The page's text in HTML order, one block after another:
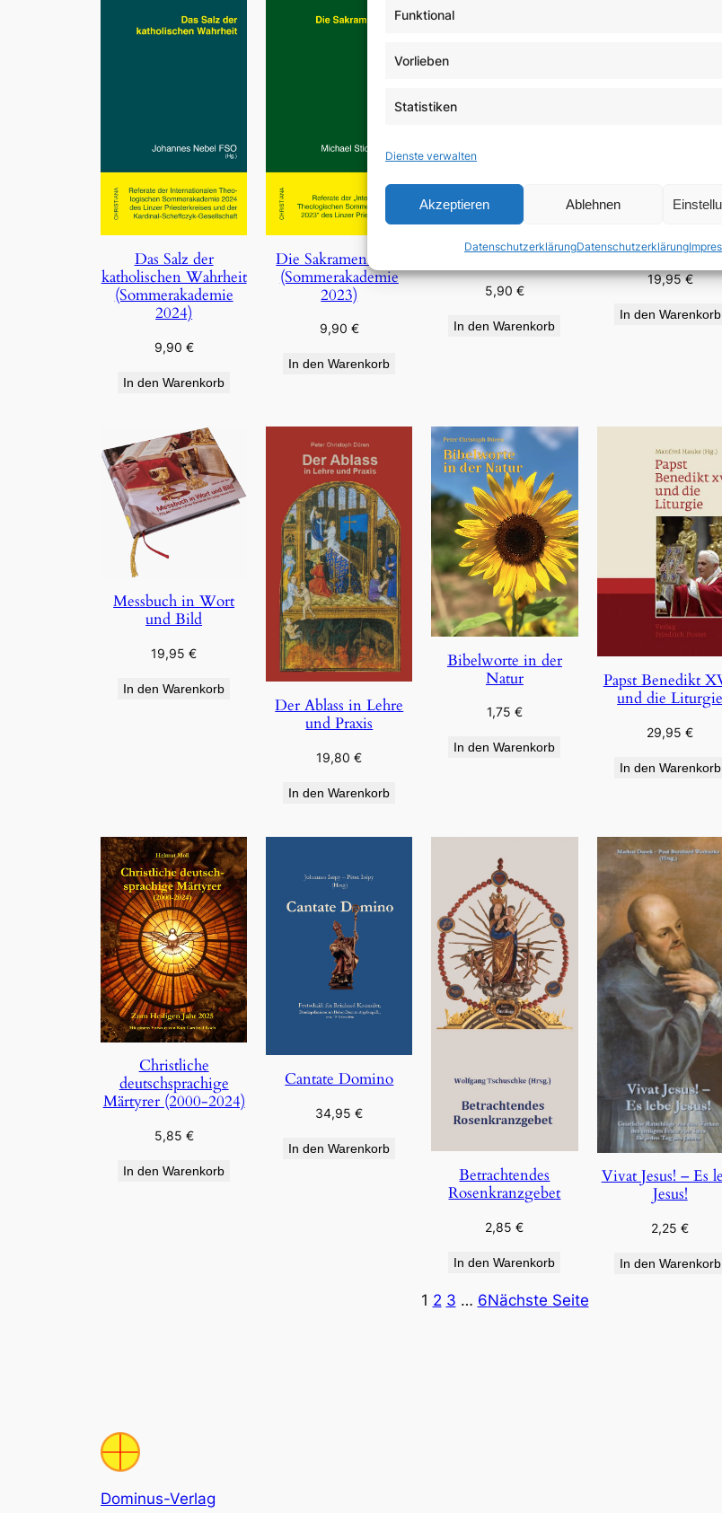
Funktional
Vorlieben
Statistiken
Dienste verwalten
Akzeptieren Ablehnen
DatenschutzerklärungDatenschutzerklärung
Das Salz der
katholischen Wahrheit
(Sommerakademie
2024)
9,90 €
In den Warenkorb
Die Sakramentalien
(Sommerakademie
2023)
9,90 €
In den Warenkorb
Das Evangelium
anders verkünden
5,90 €
In den Warenkorb
Himmel und
19,95€
In den Warenkorb
Messbuch in Wort
und Bild
19,95€
In den Warenkorb
Der Ablass in Lehre
und Praxis
19,80€
In den Warenkorb
Bibelworte in der
Natur
1,75 €
In den Warenkorb
Papst Benedikt
und die Liturgie
29,95€
In den Warenkorb
Christliche
deutschsprachige
Märtyrer (2000-2024)
5,85 €
In den Warenkorb
Cantate Domino
34,95€
In den Warenkorb
Betrachtendes
Rosenkranzgebet
2,85€
In den Warenkorb
Vivat Jesus! – Es
Jesus!
2,25€
In den Warenkorb
1 2 3 … 6Nächste Seite
Dominus-Verlag